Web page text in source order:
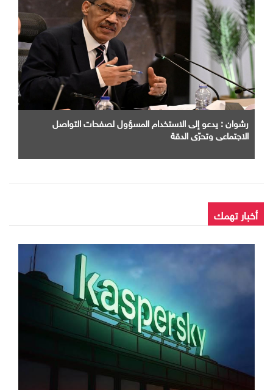
رشوان : يدعو إلى الاستخدام المسؤول لصفحات التواصل
الاجتماعي وتحرّي الدقة
أخبار تهمك